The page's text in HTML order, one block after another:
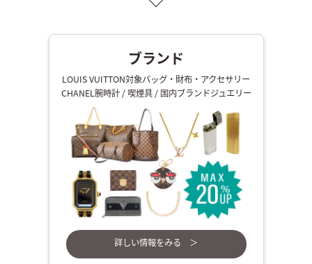
ブランド
LOUIS VUITTON対象バッグ・財布・アクセサリー
CHANEL腕時計 / 喫煙具 / 国内ブランドジュエリー
詳しい情報をみる ＞